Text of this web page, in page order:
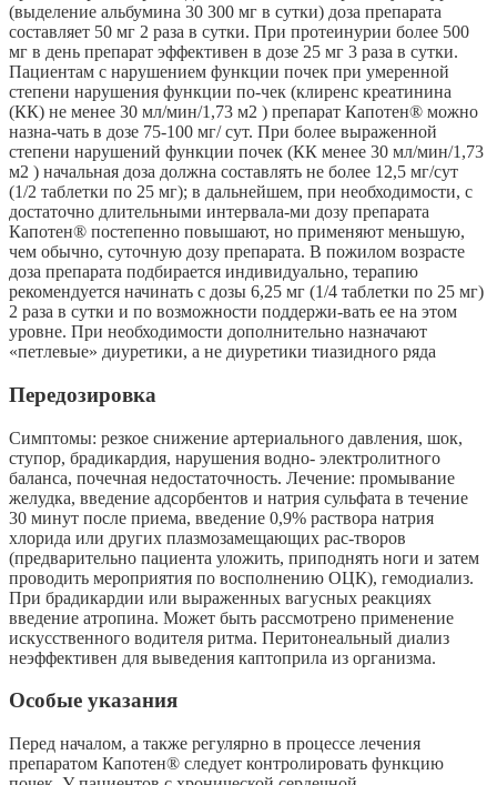
(выделение альбумина 30 300 мг в сутки) доза препарата
составляет 50 мг 2 раза в сутки. При протеинурии более 500
мг в день препарат эффективен в дозе 25 мг 3 раза в сутки.
Пациентам с нарушением функции почек при умеренной
степени нарушения функции по-чек (клиренс креатинина
(КК) не менее 30 мл/мин/1,73 м2 ) препарат Капотен® можно
назна-чать в дозе 75-100 мг/ сут. При более выраженной
степени нарушений функции почек (КК менее 30 мл/мин/1,73
м2 ) начальная доза должна составлять не более 12,5 мг/сут
(1/2 таблетки по 25 мг); в дальнейшем, при необходимости, с
достаточно длительными интервала-ми дозу препарата
Капотен® постепенно повышают, но применяют меньшую,
чем обычно, суточную дозу препарата. В пожилом возрасте
доза препарата подбирается индивидуально, терапию
рекомендуется начинать с дозы 6,25 мг (1/4 таблетки по 25 мг)
2 раза в сутки и по возможности поддержи-вать ее на этом
уровне. При необходимости дополнительно назначают
«петлевые» диуретики, а не диуретики тиазидного ряда
Передозировка
Симптомы: резкое снижение артериального давления, шок,
ступор, брадикардия, нарушения водно- электролитного
баланса, почечная недостаточность. Лечение: промывание
желудка, введение адсорбентов и натрия сульфата в течение
30 минут после приема, введение 0,9% раствора натрия
хлорида или других плазмозамещающих рас-творов
(предварительно пациента уложить, приподнять ноги и затем
проводить мероприятия по восполнению ОЦК), гемодиализ.
При брадикардии или выраженных вагусных реакциях
введение атропина. Может быть рассмотрено применение
искусственного водителя ритма. Перитонеальный диализ
неэффективен для выведения каптоприла из организма.
Особые указания
Перед началом, а также регулярно в процессе лечения
препаратом Капотен® следует контролировать функцию